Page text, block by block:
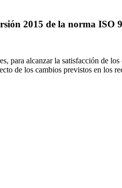
2015 de la norma ISO
para alcanzar la satisfacción de
de los cambios previstos en los